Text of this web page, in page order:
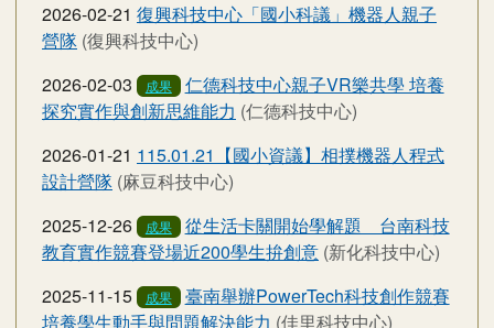
2026-02-21 復興科技中心「國小科議」機器人親子
營隊 (復興科技中心)
2026-02-03
成果
仁德科技中心親子VR樂共學 培養
探究實作與創新思維能力 (仁德科技中心)
2026-01-21 115.01.21【國小資議】相撲機器人程式
設計營隊 (麻豆科技中心)
2025-12-26
成果
從生活卡關開始學解題 台南科技
教育實作競賽登場近200學生拚創意 (新化科技中心)
2025-11-15
成果
臺南舉辦PowerTech科技創作競賽
培養學生動手與問題解決能力 (佳里科技中心)